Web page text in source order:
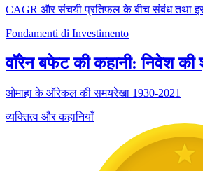
CAGR और संचयी प्रतिफल के बीच संबंध तथा
Fondamenti di Investimento
वॉरेन बफेट की कहानी: निवेश
ओमाहा के ऑरेकल की समयरेखा 1930-2021
व्यक्तित्व और कहानियाँ